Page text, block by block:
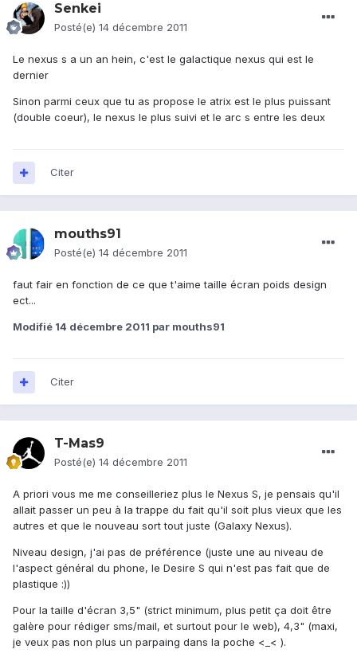
Senkei
Posté(e) 14 décembre 2011
Le nexus s a un an hein, c'est le galactique nexus qui est le
dernier
Sinon parmi ceux que tu as propose le atrix est le plus puissant
(double coeur), le nexus le plus suivi et le arc s entre les deux
Citer
mouths91
Posté(e) 14 décembre 2011
faut fair en fonction de ce que t'aime taille écran poids design
ect...
Modifié 14 décembre 2011 par mouths91
Citer
T-Mas9
Posté(e) 14 décembre 2011
A priori vous me me conseilleriez plus le Nexus S, je pensais qu'il
allait passer un peu à la trappe du fait qu'il soit plus vieux que les
autres et que le nouveau sort tout juste (Galaxy Nexus).
Niveau design, j'ai pas de préférence (juste une au niveau de
l'aspect général du phone, le Desire S qui n'est pas fait que de
plastique :))
Pour la taille d'écran 3,5" (strict minimum, plus petit ça doit être
galère pour rédiger sms/mail, et surtout pour le web), 4,3" (maxi,
je veux pas non plus un parpaing dans la poche <_< ).